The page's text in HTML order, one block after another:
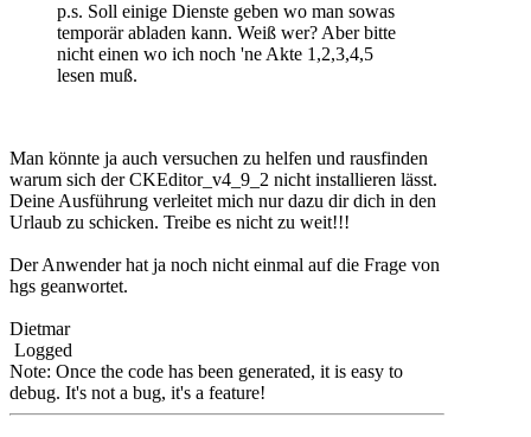
p.s. Soll einige Dienste geben wo man sowas
temporär abladen kann. Weiß wer? Aber bitte
nicht einen wo ich noch 'ne Akte 1,2,3,4,5
lesen muß.
Man könnte ja auch versuchen zu helfen und rausfinden
warum sich der CKEditor_v4_9_2 nicht installieren lässt.
Deine Ausführung verleitet mich nur dazu dir dich in den
Urlaub zu schicken. Treibe es nicht zu weit!!!
Der Anwender hat ja noch nicht einmal auf die Frage von
hgs geanwortet.
Dietmar
Logged
Note: Once the code has been generated, it is easy to
debug. It's not a bug, it's a feature!